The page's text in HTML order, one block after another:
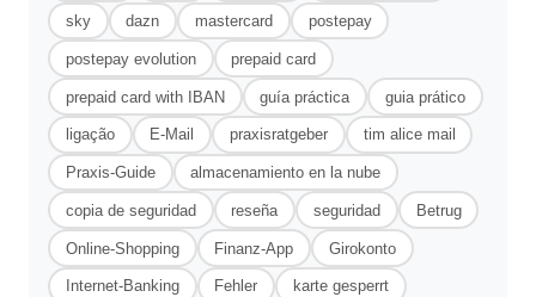
sky dazn mastercard postepay
postepay evolution prepaid card
prepaid card with IBAN guía práctica guia prático
ligação E-Mail praxisratgeber tim alice mail
Praxis-Guide almacenamiento en la nube
copia de seguridad reseña seguridad Betrug
Online-Shopping Finanz-App Girokonto
Internet-Banking Fehler karte gesperrt